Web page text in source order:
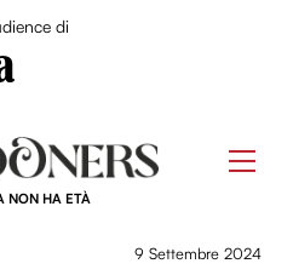
di
NON HA ETÀ
9 Settembre 2024